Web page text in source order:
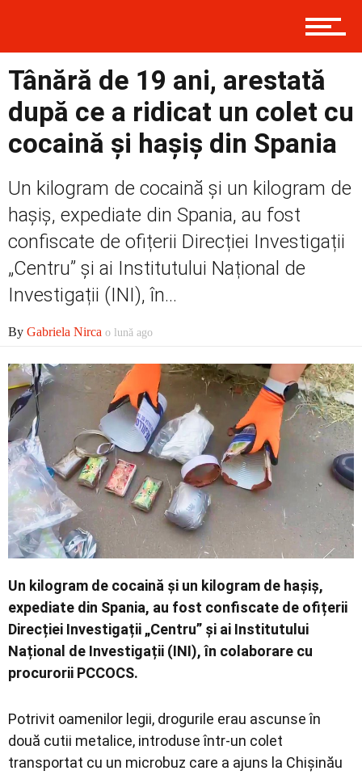
Prima
Politică
Externe
Social
Economic
Contact
Tânără de 19 ani, arestată
după ce a ridicat un colet cu
cocaină și hașiș din Spania
Un kilogram de cocaină și un kilogram de
hașiș, expediate din Spania, au fost
confiscate de ofițerii Direcției Investigații
„Centru” și ai Institutului Național de
Investigații (INI), în...
By Gabriela Nirca o lună ago
Un kilogram de cocaină și un kilogram de hașiș,
expediate din Spania, au fost confiscate de ofițerii
Direcției Investigații „Centru” și ai Institutului
Național de Investigații (INI), în colaborare cu
procurorii PCCOCS.
Potrivit oamenilor legii, drogurile erau ascunse în
două cutii metalice, introduse într-un colet
transportat cu un microbuz care a ajuns la Chișinău